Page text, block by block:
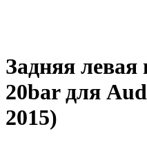
Задняя левая
20bar для
2015)